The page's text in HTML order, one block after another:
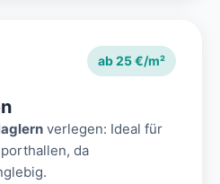
ab 25 €/m²
verlegen: Ideal für
da